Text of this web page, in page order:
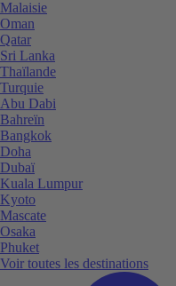
Malaisie
Oman
Qatar
Sri Lanka
Thaïlande
Turquie
Abu Dabi
Bahreïn
Bangkok
Doha
Dubaï
Kuala Lumpur
Kyoto
Mascate
Osaka
Phuket
Voir toutes les destinations